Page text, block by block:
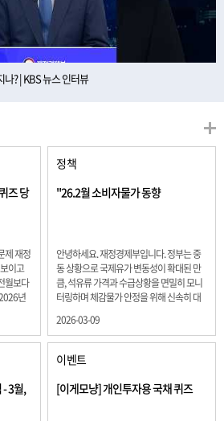
? | KBS 뉴스 인터뷰
즈 당
제 재정
이고
월보다
년
물
투자용
요??
여해
분들에
밀댓
정책
"26.2월 소비자물가 동향
안녕하세요. 재정경제부입니다. 정부는 중
동 상황으로 국제유가 변동성이 확대된 만
큼, 석유류 가격과 수급상황을 면밀히 모니
터링하며 체감물가 안정을 위해 신속히 대
료품과 에너지를 제외하고 추세적 흐름을
보여주는 근원물가는 2.3% 상승 향후 지정
학적 요인, 기상여건 등 불확실성이 있는 만
큼, 정부는 체감물가 안정을 위해 총력을 다
할 계획입니다. 특히, 최근 중동 상황으로 국
제유가 변동성이 확대된 만큼, 석유류 가격･
2026-03-09
- 3월,
이벤트
[이게모냥] 개인투자용 국채 퀴즈